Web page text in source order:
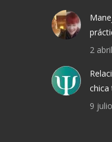
2
chica
9